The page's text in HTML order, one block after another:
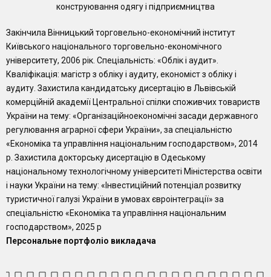
конструювання одягу і підприємництва
Закінчила Вінницький торговельно-економічний інститут
Київського національного торговельно-економічного
університету, 2006 рік. Спеціальність: «Облік і аудит».
Кваліфікація: магістр з обліку і аудиту, економіст з обліку і
аудиту. Захистила кандидатську дисертацію в Львівській
комерційній академії Центральної спілки споживчих товариств
України на тему: «Організаційноекономічні засади державного
регулювання аграрної сфери України», за спеціальністю
«Економіка та управління національним господарством», 2014
р. Захистила докторську дисертацію в Одеському
національному технологічному університеті Міністерства освіти
і науки України на тему: «Інвестиційний потенціал розвитку
туристичної галузі України в умовах євроінтеграції» за
спеціальністю «Економіка та управління національним
господарством», 2025 р
Персональне портфоліо викладача